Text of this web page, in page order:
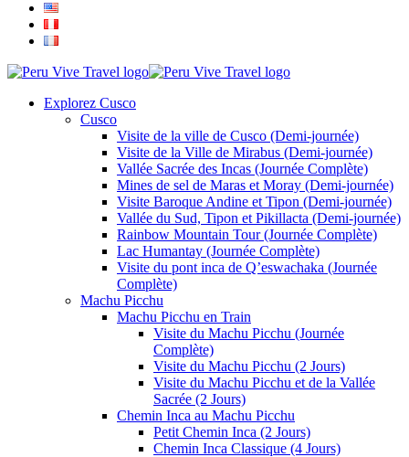
Explorez Cusco
Cusco
Visite de la ville de Cusco (Demi-journée)
Visite de la Ville de Mirabus (Demi-journée)
Vallée Sacrée des Incas (Journée Complète)
Mines de sel de Maras et Moray (Demi-journée)
Visite Baroque Andine et Tipon (Demi-journée)
Vallée du Sud, Tipon et Pikillacta (Demi-journée)
Rainbow Mountain Tour (Journée Complète)
Lac Humantay (Journée Complète)
Visite du pont inca de Q’eswachaka (Journée
Complète)
Machu Picchu
Machu Picchu en Train
Visite du Machu Picchu (Journée
Complète)
Visite du Machu Picchu (2 Jours)
Visite du Machu Picchu et de la Vallée
Sacrée (2 Jours)
Chemin Inca au Machu Picchu
Petit Chemin Inca (2 Jours)
Chemin Inca Classique (4 Jours)